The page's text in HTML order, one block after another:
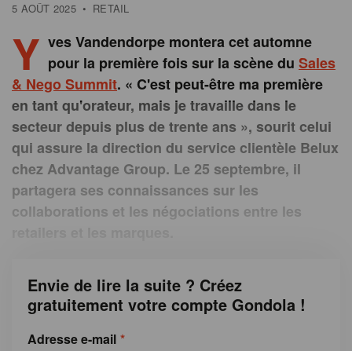
5 AOÛT 2025 • RETAIL
Y ves Vandendorpe montera cet automne
pour la première fois sur la scène du Sales
& Nego Summit. « C'est peut-être ma première
en tant qu'orateur, mais je travaille dans le
secteur depuis plus de trente ans », sourit celui
qui assure la direction du service clientèle Belux
chez Advantage Group. Le 25 septembre, il
partagera ses connaissances sur les
collaborations et les négociations entre les
Envie de lire la suite ? Créez
gratuitement votre compte Gondola !
Adresse e-mail